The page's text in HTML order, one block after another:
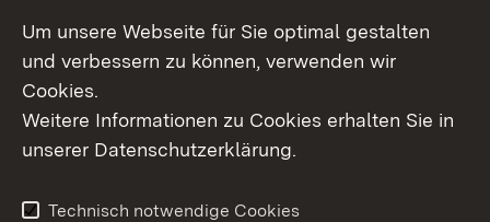
Erklärung zur
Benutzungshinweise
Um unsere Webseite für Sie optimal gestalten
und verbessern zu können, verwenden wir
Cookies.
Weitere Informationen zu Cookies erhalten Sie in
unserer Datenschutzerklärung.
Technisch notwendige Cookies